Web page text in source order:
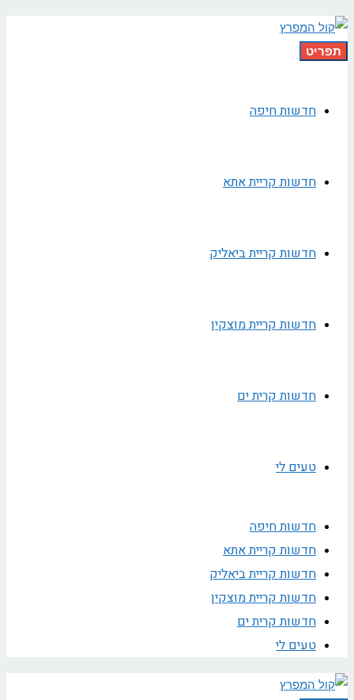
תפריט
חדשות חיפה
חדשות קריית אתא
חדשות קריית ביאליק
חדשות קריית מוצקין
חדשות קרית ים
טעים לי
חדשות חיפה
חדשות קריית אתא
חדשות קריית ביאליק
חדשות קריית מוצקין
חדשות קרית ים
טעים לי